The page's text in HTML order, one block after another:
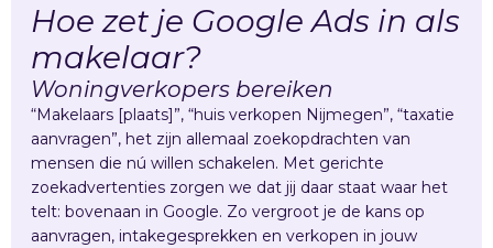
Hoe zet je Google Ads in als
makelaar?
Woningverkopers bereiken
“Makelaars [plaats]”, “huis verkopen Nijmegen”, “taxatie
aanvragen”, het zijn allemaal zoekopdrachten van
mensen die nú willen schakelen. Met gerichte
zoekadvertenties zorgen we dat jij daar staat waar het
telt: bovenaan in Google. Zo vergroot je de kans op
aanvragen, intakegesprekken en verkopen in jouw